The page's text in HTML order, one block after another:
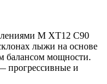
M XT12 C90
лыжи на основе
балансом мощности.
прогрессивные и